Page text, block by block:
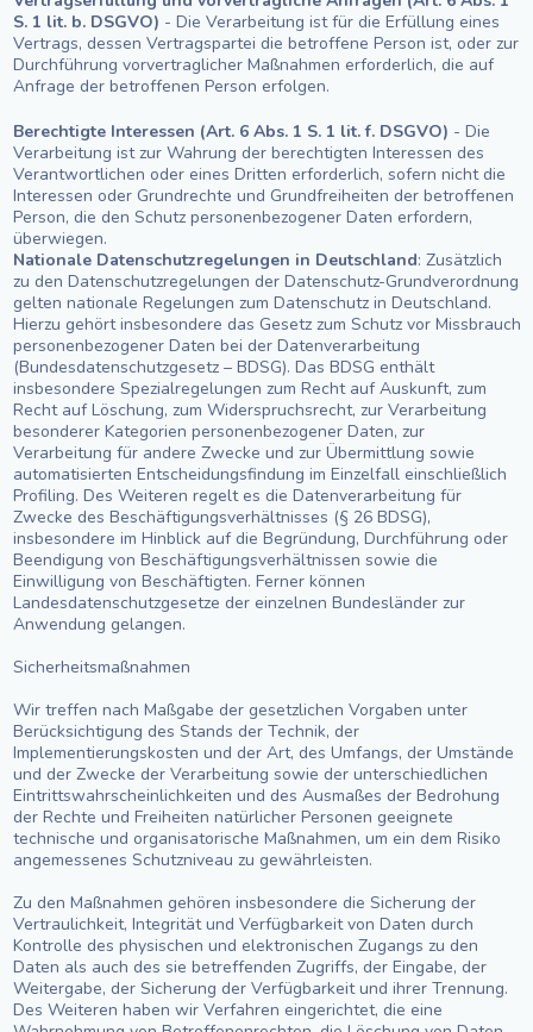
S. 1 lit. b. DSGVO) - Die Verarbeitung ist für die Erfüllung eines
Vertrags, dessen Vertragspartei die betroffene Person ist, oder zur
Durchführung vorvertraglicher Maßnahmen erforderlich, die auf
Anfrage der betroffenen Person erfolgen.
Berechtigte Interessen (Art. 6 Abs. 1 S. 1 lit. f. DSGVO) - Die
Verarbeitung ist zur Wahrung der berechtigten Interessen des
Verantwortlichen oder eines Dritten erforderlich, sofern nicht die
Interessen oder Grundrechte und Grundfreiheiten der betroffenen
Person, die den Schutz personenbezogener Daten erfordern,
überwiegen.
Nationale Datenschutzregelungen in Deutschland: Zusätzlich
zu den Datenschutzregelungen der Datenschutz-Grundverordnung
gelten nationale Regelungen zum Datenschutz in Deutschland.
Hierzu gehört insbesondere das Gesetz zum Schutz vor Missbrauch
personenbezogener Daten bei der Datenverarbeitung
(Bundesdatenschutzgesetz – BDSG). Das BDSG enthält
insbesondere Spezialregelungen zum Recht auf Auskunft, zum
Recht auf Löschung, zum Widerspruchsrecht, zur Verarbeitung
besonderer Kategorien personenbezogener Daten, zur
Verarbeitung für andere Zwecke und zur Übermittlung sowie
automatisierten Entscheidungsfindung im Einzelfall einschließlich
Profiling. Des Weiteren regelt es die Datenverarbeitung für
Zwecke des Beschäftigungsverhältnisses (§ 26 BDSG),
insbesondere im Hinblick auf die Begründung, Durchführung oder
Beendigung von Beschäftigungsverhältnissen sowie die
Einwilligung von Beschäftigten. Ferner können
Landesdatenschutzgesetze der einzelnen Bundesländer zur
Anwendung gelangen.
Sicherheitsmaßnahmen
Wir treffen nach Maßgabe der gesetzlichen Vorgaben unter
Berücksichtigung des Stands der Technik, der
Implementierungskosten und der Art, des Umfangs, der Umstände
und der Zwecke der Verarbeitung sowie der unterschiedlichen
Eintrittswahrscheinlichkeiten und des Ausmaßes der Bedrohung
der Rechte und Freiheiten natürlicher Personen geeignete
technische und organisatorische Maßnahmen, um ein dem Risiko
angemessenes Schutzniveau zu gewährleisten.
Zu den Maßnahmen gehören insbesondere die Sicherung der
Vertraulichkeit, Integrität und Verfügbarkeit von Daten durch
Kontrolle des physischen und elektronischen Zugangs zu den
Daten als auch des sie betreffenden Zugriffs, der Eingabe, der
Weitergabe, der Sicherung der Verfügbarkeit und ihrer Trennung.
Des Weiteren haben wir Verfahren eingerichtet, die eine